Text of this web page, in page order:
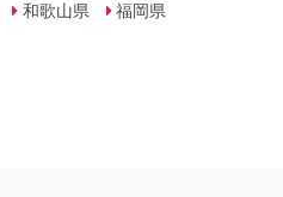
和歌山県
福岡県